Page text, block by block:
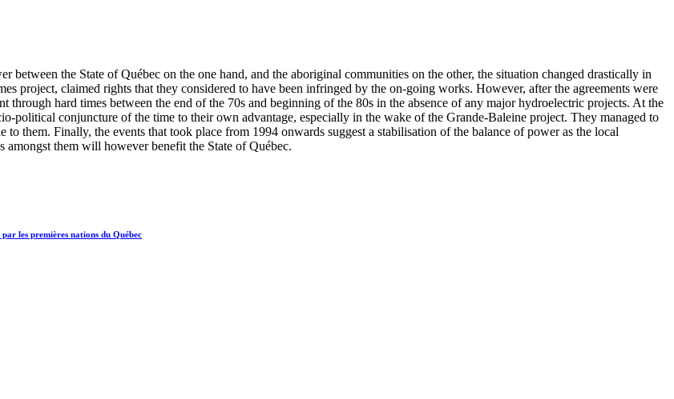
between the State of Québec on the one hand, and the aboriginal communities on the other, the situation changed drastically in
project, claimed rights that they considered to have been infringed by the on-going works. However, after the agreements were
hard times between the end of the 70s and beginning of the 80s in the absence of any major hydroelectric projects. At the
political conjuncture of the time to their own advantage, especially in the wake of the Grande-Baleine project. They managed to
them. Finally, the events that took place from 1994 onwards suggest a stabilisation of the balance of power as the local
them will however benefit the State of Québec.
les premières nations du Québec